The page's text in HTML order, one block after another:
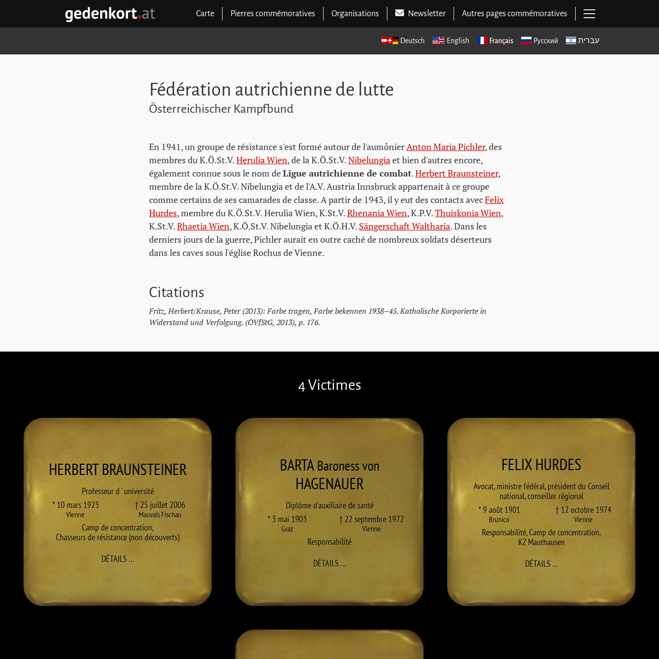
Aller au contenu principal
Aller à la navigation principale
Aller aux liens rapides
GEDENKORT - ACCUEIL
Carte Pierres commémoratives Organisations Newsletter Autres pages commémoratives
Deutsch English Français Русский עברית
Fédération autrichienne de lutte
Österreichischer Kampfbund
En 1941, un groupe de résistance s'est formé autour de l'aumônierAnton Maria Pichler, des
membres du K.Ö.St.V.Herulia Wien, de la K.Ö.St.V.Nibelungiaet bien d'autres encore,
également connue sous le nom deLigue autrichienne de combat.Herbert Braunsteiner,
membre de la K.Ö.St.V. Nibelungia et de l'A.V. Austria Innsbruck appartenait à ce groupe
comme certains de ses camarades de classe. A partir de 1943, il y eut des contacts avecFelix
Hurdes, membre du K.Ö.St.V. Herulia Wien, K.St.V.Rhenania Wien, K.P.V.Thuiskonia Wien,
K.St.V.Rhaetia Wien, K.Ö.St.V. Nibelungia et K.Ö.H.V. Sängerschaft Waltharia. Dans les
derniers jours de la guerre, Pichler aurait en outre caché de nombreux soldats déserteurs
dans les caves sous l'église Rochus de Vienne.
Citations
Fritz, Herbert/Krause, Peter (2013): Farbe tragen, Farbe bekennen 1938–45. Katholische Korporierte in
Widerstand und Verfolgung. (ÖVfStG, 2013), p. 176.
4 Victimes
HERBERTBRAUNSTEINER
Professeur d ' université
* 10 mars 1923
Vienne
† 25 juillet 2006
Mauvais Fischau
Camp de concentration,
Chasseurs de résistance (non découverts)
DÉTAILS…À HERBERT BRAUNSTEINER
BARTABaroness von
HAGENAUER
Diplôme d'auxiliaire de santé
* 3 mai 1903
Graz
† 22 septembre 1972
Vienne
Responsabilité
DÉTAILS…À BARTA HAGENAUER
FELIXHURDES
Avocat, ministre fédéral, président du Conseil
national, conseiller régional
* 9 août 1901
Brunico
† 12 octobre 1974
Vienne
Responsabilité,Camp de concentration,
KZ Mauthausen
DÉTAILS…À FELIX HURDES